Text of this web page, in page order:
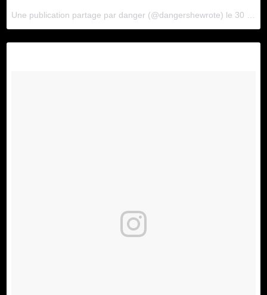
Une publication partage par danger (@dangershewrote) le 30 Janv. 2018 4 :08 PST